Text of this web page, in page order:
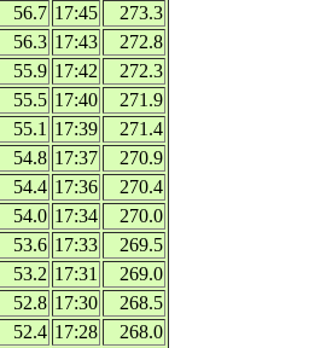
56.7 17:45
273.3
56.3 17:43
272.8
55.9 17:42
272.3
55.5 17:40
271.9
55.1 17:39
271.4
54.8 17:37
270.9
54.4 17:36
270.4
54.0 17:34
270.0
53.6 17:33
269.5
53.2 17:31
269.0
52.8 17:30
268.5
52.4 17:28
268.0